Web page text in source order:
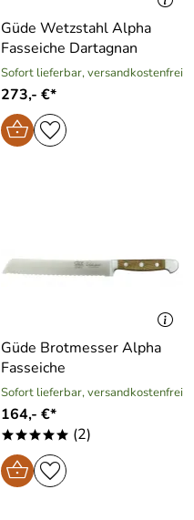
Güde Wetzstahl Alpha
Fasseiche Dartagnan
Sofort lieferbar, versandkostenfrei
273,- €*
Güde Brotmesser Alpha
Fasseiche
Sofort lieferbar, versandkostenfrei
164,- €*
***** (2)